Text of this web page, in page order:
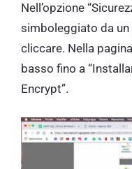
Nell’opzione
simboleggiato da
cliccare. Nella
basso fino a
Encrypt”.